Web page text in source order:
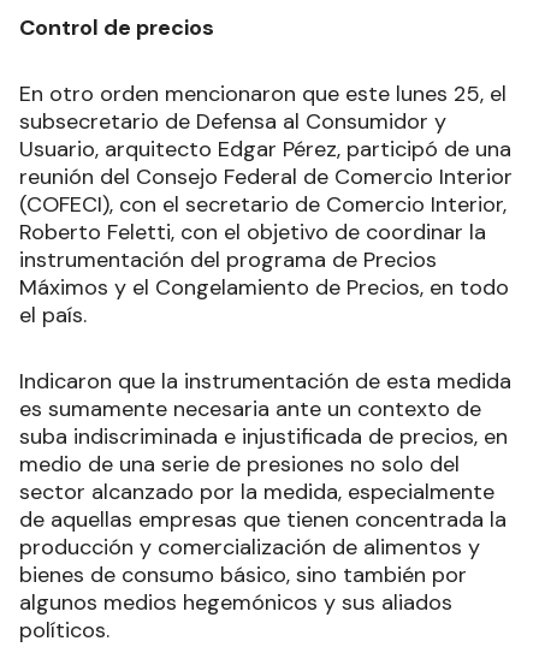
Control de precios
En otro orden mencionaron que este lunes 25, el
subsecretario de Defensa al Consumidor y
Usuario, arquitecto Edgar Pérez, participó de una
reunión del Consejo Federal de Comercio Interior
(COFECI), con el secretario de Comercio Interior,
Roberto Feletti, con el objetivo de coordinar la
instrumentación del programa de Precios
Máximos y el Congelamiento de Precios, en todo
el país.
Indicaron que la instrumentación de esta medida
es sumamente necesaria ante un contexto de
suba indiscriminada e injustificada de precios, en
medio de una serie de presiones no solo del
sector alcanzado por la medida, especialmente
de aquellas empresas que tienen concentrada la
producción y comercialización de alimentos y
bienes de consumo básico, sino también por
algunos medios hegemónicos y sus aliados
políticos.